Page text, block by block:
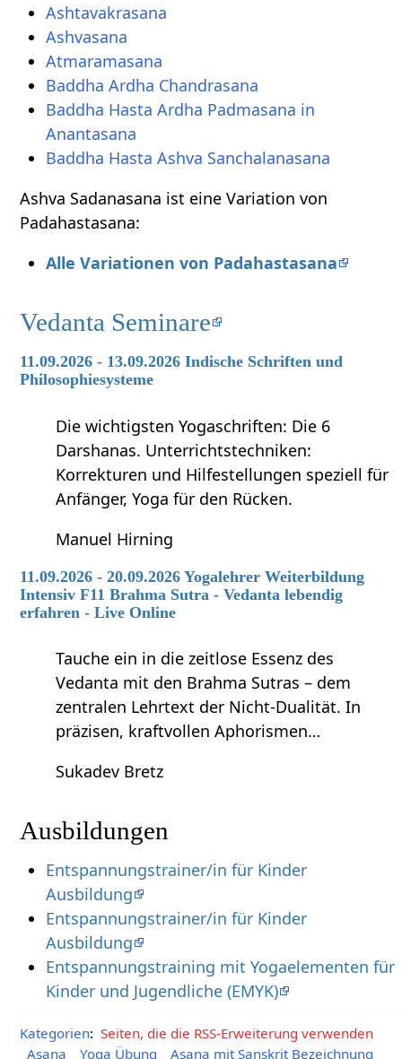
Ashtavakrasana
Ashvasana
Atmaramasana
Baddha Ardha Chandrasana
Baddha Hasta Ardha Padmasana in
Anantasana
Baddha Hasta Ashva Sanchalanasana
Ashva Sadanasana ist eine Variation von
Padahastasana:
Alle Variationen von Padahastasana
Vedanta Seminare
11.09.2026 - 13.09.2026 Indische Schriften und
Philosophiesysteme
Die wichtigsten Yogaschriften: Die 6
Darshanas. Unterrichtstechniken:
Korrekturen und Hilfestellungen speziell für
Anfänger, Yoga für den Rücken.
Manuel Hirning
11.09.2026 - 20.09.2026 Yogalehrer Weiterbildung
Intensiv F11 Brahma Sutra - Vedanta lebendig
erfahren - Live Online
Tauche ein in die zeitlose Essenz des
Vedanta mit den Brahma Sutras – dem
zentralen Lehrtext der Nicht-Dualität. In
präzisen, kraftvollen Aphorismen…
Sukadev Bretz
Ausbildungen
Entspannungstrainer/in für Kinder
Ausbildung
Entspannungstrainer/in für Kinder
Ausbildung
Entspannungstraining mit Yogaelementen für
Kinder und Jugendliche (EMYK)
Kategorien: Seiten, die die RSS-Erweiterung verwenden
Asana
Yoga Übung Asana mit Sanskrit Bezeichnung